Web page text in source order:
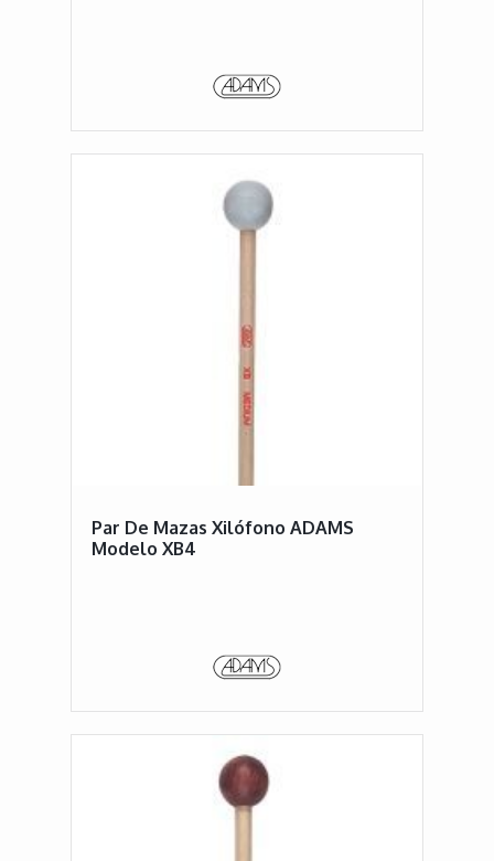
Par De Mazas Xilófono ADAMS
Modelo XB4